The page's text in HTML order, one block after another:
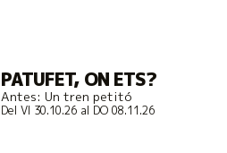
PATUFET, ON ETS?
Antes: Un tren petitó
Del VI 30.10.26al DO 08.11.26